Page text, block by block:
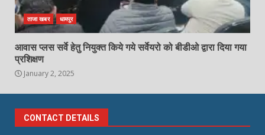
ताजा खबर धामपुर
आवास प्लस सर्वे हेतु नियुक्त किये गये सर्वेयरो को बीडीओ द्वारा दिया गया
प्रशिक्षण
January 2, 2025
CONTACT DETAILS